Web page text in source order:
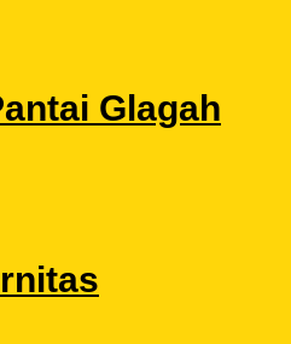
Glagah